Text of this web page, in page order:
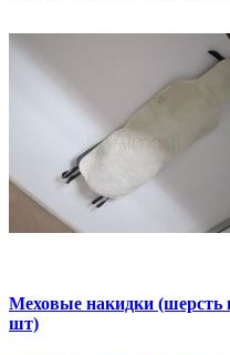
Меховые накидки (шерсть
шт)